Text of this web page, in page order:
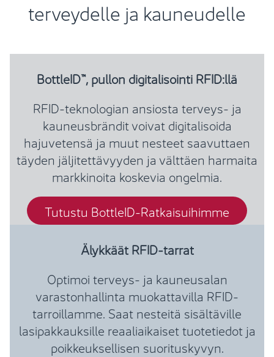
terveydelle ja kauneudelle
BottleID™, pullon digitalisointi RFID:llä
RFID-teknologian ansiosta terveys- ja
kauneusbrändit voivat digitalisoida
hajuvetensä ja muut nesteet saavuttaen
täyden jäljitettävyyden ja välttäen harmaita
markkinoita koskevia ongelmia.
Tutustu BottleID-Ratkaisuihimme
Älykkäät RFID-tarrat
Optimoi terveys- ja kauneusalan
varastonhallinta muokattavilla RFID-
tarroillamme. Saat nesteitä sisältäville
lasipakkauksille reaaliaikaiset tuotetiedot ja
poikkeuksellisen suorituskyvyn.